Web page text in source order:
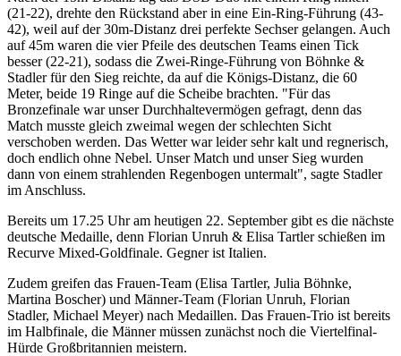
(21-22), drehte den Rückstand aber in eine Ein-Ring-Führung (43-
42), weil auf der 30m-Distanz drei perfekte Sechser gelangen. Auch
auf 45m waren die vier Pfeile des deutschen Teams einen Tick
besser (22-21), sodass die Zwei-Ringe-Führung von Böhnke &
Stadler für den Sieg reichte, da auf die Königs-Distanz, die 60
Meter, beide 19 Ringe auf die Scheibe brachten. "Für das
Bronzefinale war unser Durchhaltevermögen gefragt, denn das
Match musste gleich zweimal wegen der schlechten Sicht
verschoben werden. Das Wetter war leider sehr kalt und regnerisch,
doch endlich ohne Nebel. Unser Match und unser Sieg wurden
dann von einem strahlenden Regenbogen untermalt", sagte Stadler
im Anschluss.
Bereits um 17.25 Uhr am heutigen 22. September gibt es die nächste
deutsche Medaille, denn Florian Unruh & Elisa Tartler schießen im
Recurve Mixed-Goldfinale. Gegner ist Italien.
Zudem greifen das Frauen-Team (Elisa Tartler, Julia Böhnke,
Martina Boscher) und Männer-Team (Florian Unruh, Florian
Stadler, Michael Meyer) nach Medaillen. Das Frauen-Trio ist bereits
im Halbfinale, die Männer müssen zunächst noch die Viertelfinal-
Hürde Großbritannien meistern.